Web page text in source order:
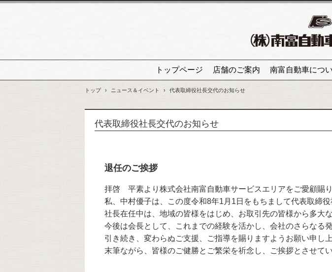
トップページ 店舗のご案内 南富自動車につ
トップ › ニュース＆イベント › 代表取締役社長交代のお知らせ
代表取締役社長交代のお知らせ
退任のご挨拶
拝啓 平素より株式会社南富自動車サービスエリアをご愛顧賜
私、中村優子は、この度令和8年1月1日をもちまして代表取締
社長在任中は、地域の皆様をはじめ、お取引先の皆様から多大
今後は会長として、これまでの経験を活かし、会社のさらなる
引き続き、変わらぬご支援、ご指導を賜りますようお願い申し上
末筆ながら、皆様のご健勝とご繁栄を祈念し、ご挨拶とさせてい